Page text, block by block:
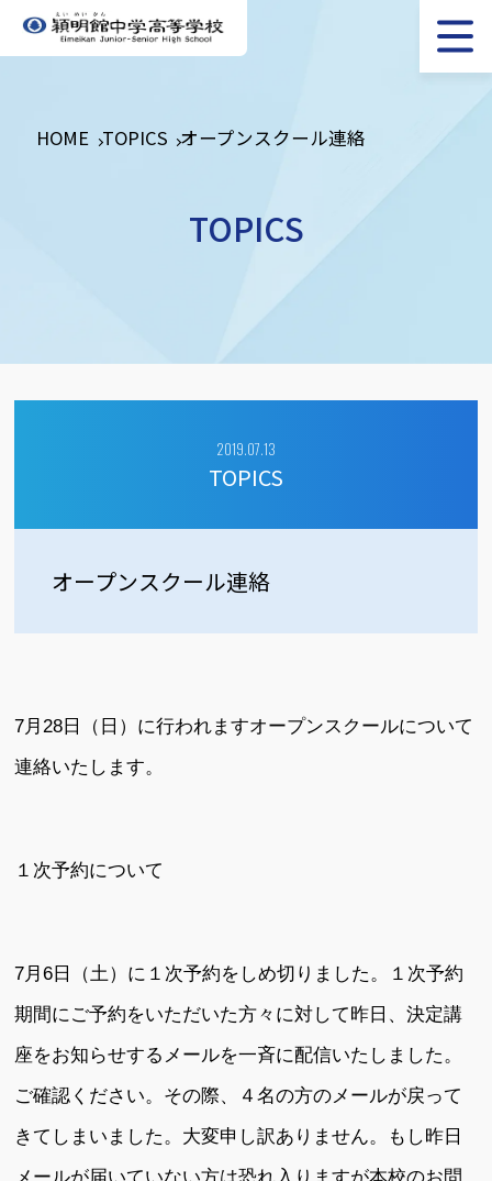
HOME TOPICS オープンスクール連絡
TOPICS
2019.07.13
TOPICS
オープンスクール連絡
7月28日（日）に行われますオープンスクールについて
連絡いたします。
１次予約について
7月6日（土）に１次予約をしめ切りました。１次予約
期間にご予約をいただいた方々に対して昨日、決定講
座をお知らせするメールを一斉に配信いたしました。
ご確認ください。その際、４名の方のメールが戻って
きてしまいました。大変申し訳ありません。もし昨日